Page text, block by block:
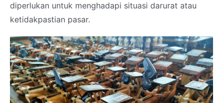
diperlukan untuk menghadapi situasi darurat atau
ketidakpastian pasar.